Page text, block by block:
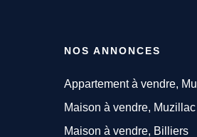
NOS ANNONCES
Appartement à vendre,
Maison à vendre, Muzillac
Maison à vendre, Billiers